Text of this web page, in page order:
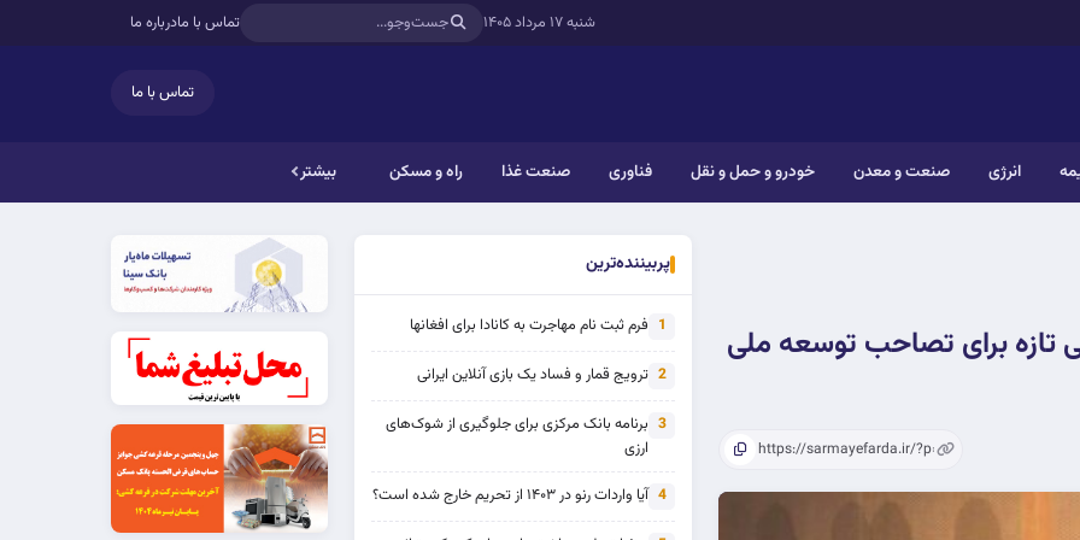
شنبه ۱۷ مرداد ۱۴۰۵ تماس با مادرباره ما
تماس با ما
انرژی صنعت و معدن خودرو و حمل و نقل فناوری صنعت غذا راه و مسکن بیشتر
تازه برای تصاحب توسعه ملی
پربیننده‌ترین
1 فرم ثبت نام مهاجرت به کانادا برای افغانها
2 ترویج قمار و فساد یک بازی آنلاین ایرانی
3 برنامه بانک مرکزی برای جلوگیری از شوک‌های
ارزی
4 آیا واردات رنو در ۱۴۰۳ از تحریم خارج شده است؟